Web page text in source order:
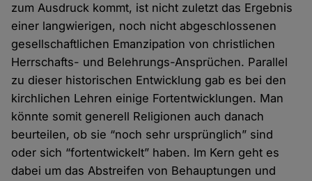
zum Ausdruck kommt, ist nicht zuletzt das Ergebnis
einer langwierigen, noch nicht abgeschlossenen
gesellschaftlichen Emanzipation von christlichen
Herrschafts- und Belehrungs-Ansprüchen. Parallel
zu dieser historischen Entwicklung gab es bei den
kirchlichen Lehren einige Fortentwicklungen. Man
könnte somit generell Religionen auch danach
beurteilen, ob sie “noch sehr ursprünglich” sind
oder sich “fortentwickelt” haben. Im Kern geht es
dabei um das Abstreifen von Behauptungen und